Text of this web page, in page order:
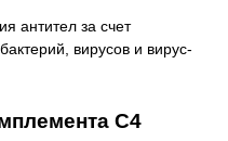
антител за счет
вирусов и вирус-
С4